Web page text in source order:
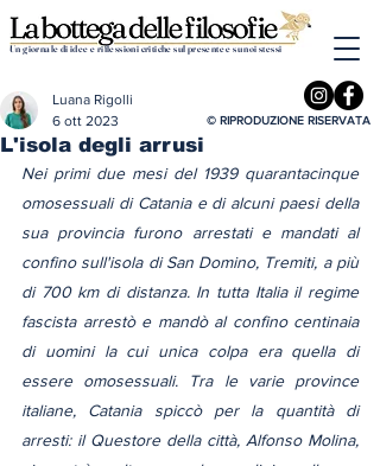
Un giornale di idee e riflessioni critiche sul presente e su noi stessi
L'isola degli arrusi
Luana Rigolli
6 ott 2023
Nei primi due mesi del 1939 quarantacinque
omosessuali di Catania e di alcuni paesi della
sua provincia furono arrestati e mandati al
confino sull'isola di San Domino, Tremiti, a più
di 700 km di distanza. In tutta Italia il regime
fascista arrestò e mandò al confino centinaia
di uomini la cui unica colpa era quella di
essere omosessuali. Tra le varie province
italiane, Catania spiccò per la quantità di
arresti: il Questore della città, Alfonso Molina,
© RIPRODUZIONE RISERVATA